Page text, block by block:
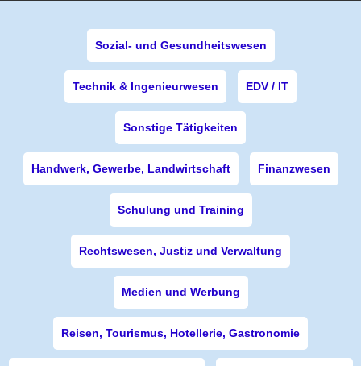
Sozial- und Gesundheitswesen
Technik & Ingenieurwesen EDV / IT
Sonstige Tätigkeiten
Handwerk, Gewerbe, Landwirtschaft Finanzwesen
Schulung und Training
Rechtswesen, Justiz und Verwaltung
Medien und Werbung
Reisen, Tourismus, Hotellerie, Gastronomie